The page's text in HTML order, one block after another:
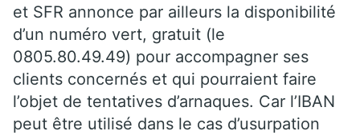
et SFR annonce par ailleurs la disponibilité
d’un numéro vert, gratuit (le
0805.80.49.49) pour accompagner ses
clients concernés et qui pourraient faire
l’objet de tentatives d’arnaques. Car l’IBAN
peut être utilisé dans le cas d’usurpation